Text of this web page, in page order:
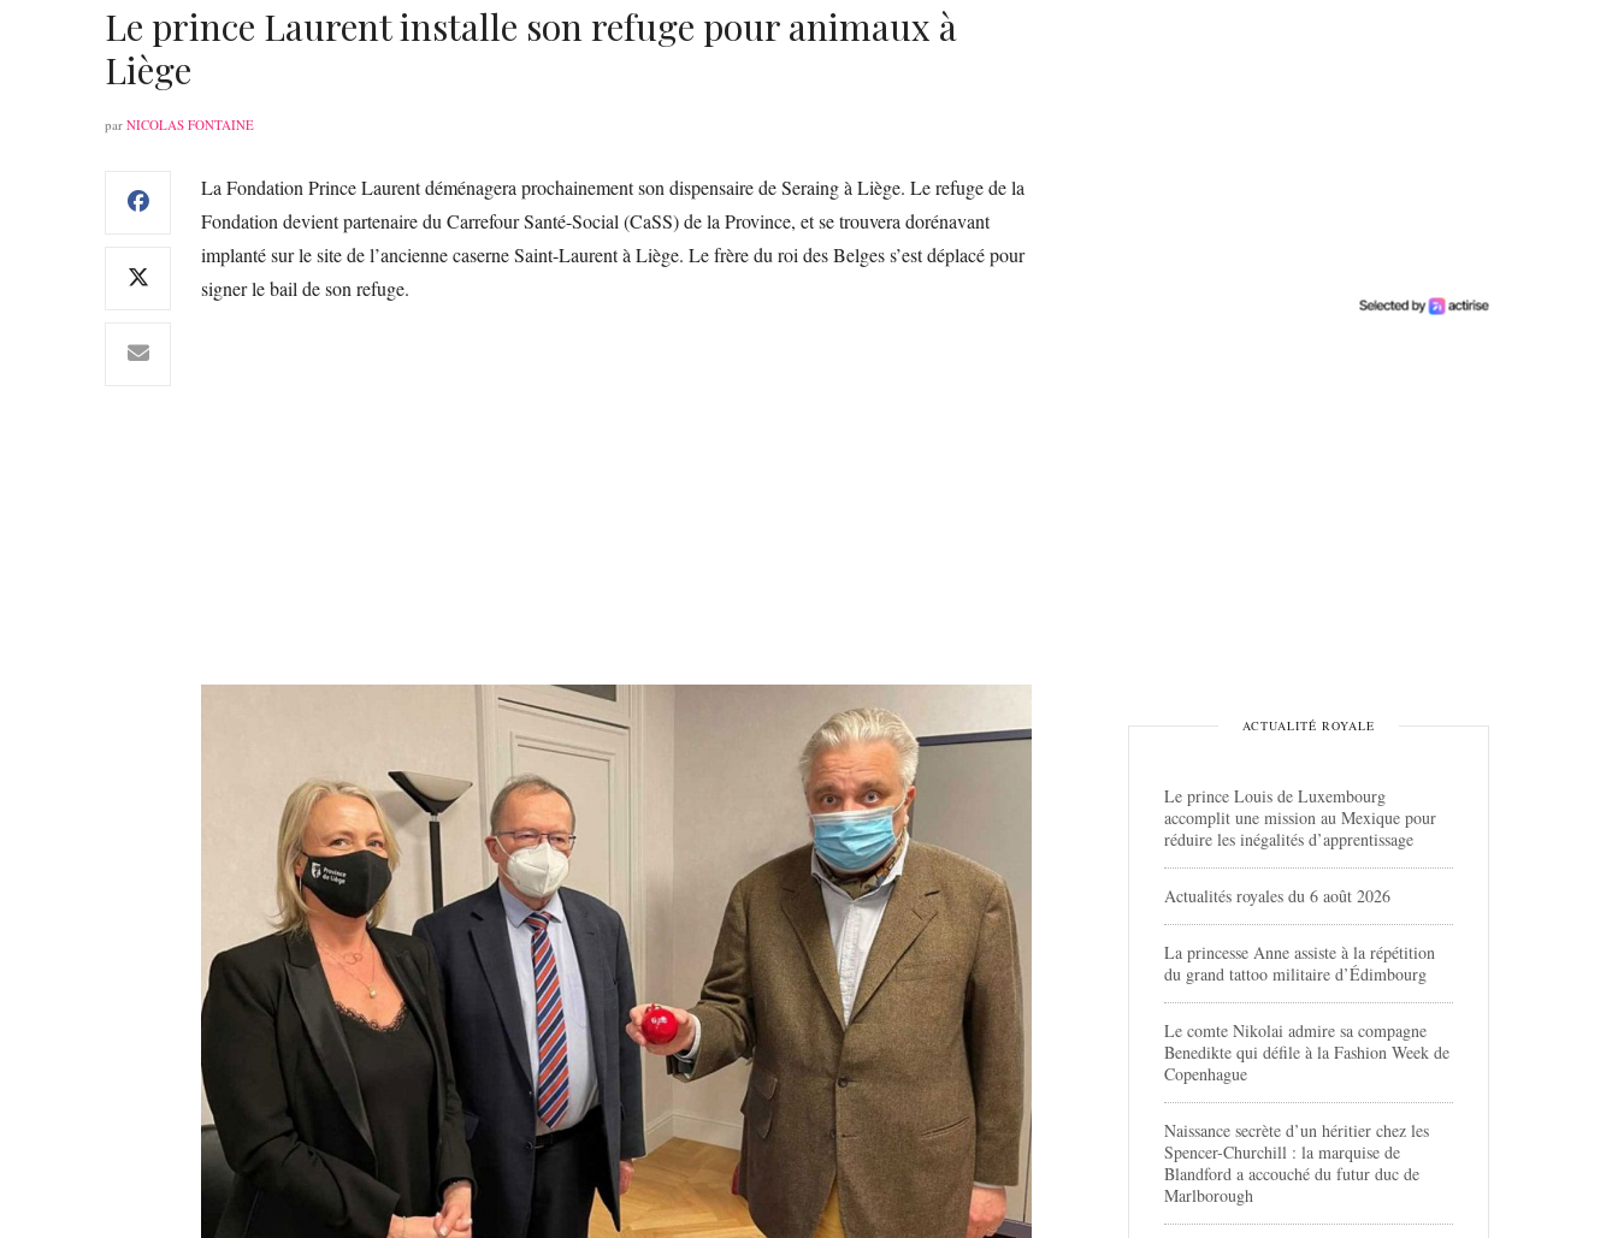
Le prince Laurent installe son refuge pour animaux à
Liège
par NICOLAS FONTAINE
La Fondation Prince Laurent déménagera prochainement son dispensaire de Seraing à Liège. Le refuge de la
Fondation devient partenaire du Carrefour Santé-Social (CaSS) de la Province, et se trouvera dorénavant
implanté sur le site de l’ancienne caserne Saint-Laurent à Liège. Le frère du roi des Belges s’est déplacé pour
signer le bail de son refuge.
ACTUALITÉ ROYALE
Le prince Louis de Luxembourg
accomplit une mission au Mexique pour
réduire les inégalités d’apprentissage
Actualités royales du 6 août 2026
La princesse Anne assiste à la répétition
du grand tattoo militaire d’Édimbourg
Le comte Nikolai admire sa compagne
Benedikte qui défile à la Fashion Week de
Copenhague
Naissance secrète d’un héritier chez les
Spencer-Churchill : la marquise de
Blandford a accouché du futur duc de
Marlborough